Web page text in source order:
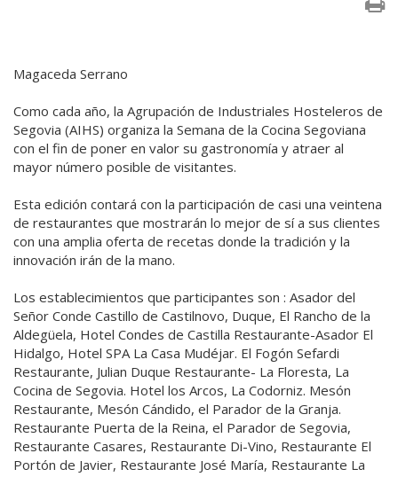
Magaceda Serrano
Como cada año, la Agrupación de Industriales Hosteleros de
Segovia (AIHS) organiza la Semana de la Cocina Segoviana
con el fin de poner en valor su gastronomía y atraer al
mayor número posible de visitantes.
Esta edición contará con la participación de casi una veintena
de restaurantes que mostrarán lo mejor de sí a sus clientes
con una amplia oferta de recetas donde la tradición y la
innovación irán de la mano.
Los establecimientos que participantes son : Asador del
Señor Conde Castillo de Castilnovo, Duque, El Rancho de la
Aldegüela, Hotel Condes de Castilla Restaurante-Asador El
Hidalgo, Hotel SPA La Casa Mudéjar. El Fogón Sefardi
Restaurante, Julian Duque Restaurante- La Floresta, La
Cocina de Segovia. Hotel los Arcos, La Codorniz. Mesón
Restaurante, Mesón Cándido, el Parador de la Granja.
Restaurante Puerta de la Reina, el Parador de Segovia,
Restaurante Casares, Restaurante Di-Vino, Restaurante El
Portón de Javier, Restaurante José María, Restaurante La